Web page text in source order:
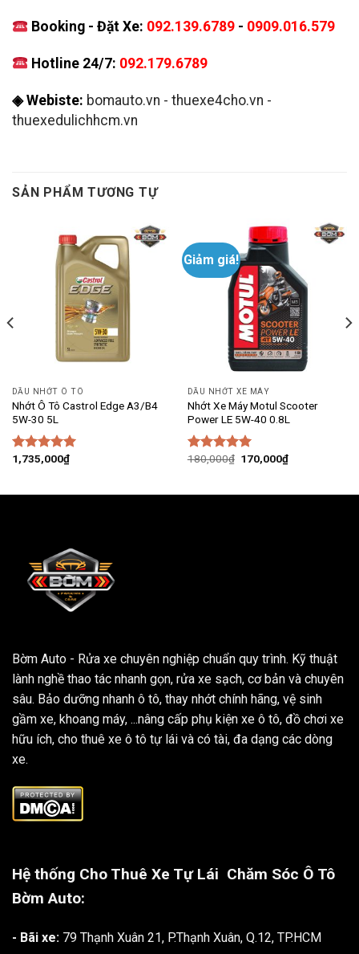
Booking - Đặt Xe: 092.139.6789 - 0909.016.579
Hotline 24/7: 092.179.6789
◈ Webiste: bomauto.vn - thuexe4cho.vn -
thuexedulichhcm.vn
SẢN PHẨM TƯƠNG TỰ
DẦU NHỚT Ô TÔ
Nhớt Ô Tô Castrol Edge A3/B4
5W-30 5L
Được xếp
1,735,000₫
Giảm giá!
DẦU NHỚT XE MÁY
Nhớt Xe Máy Motul Scooter
Power LE 5W-40 0.8L
Được xếp
180,000₫ Giá
170,000₫Giá
hiện
170,000₫.
Bờm Auto - Rửa xe chuyên nghiệp chuẩn quy trình. Kỹ thuật
lành nghề thao tác nhanh gọn, rửa xe sạch, cơ bản và chuyên
sâu. Bảo dưỡng nhanh ô tô, thay nhớt chính hãng, vệ sinh
gầm xe, khoang máy, ...nâng cấp phụ kiện xe ô tô, đồ chơi xe
hữu ích, cho thuê xe ô tô tự lái và có tài, đa dạng các dòng
xe.
Hệ thống Cho Thuê Xe Tự Lái Chăm Sóc Ô Tô
Bờm Auto:
- Bãi xe: 79 Thạnh Xuân 21, P.Thạnh Xuân, Q.12, TP.HCM